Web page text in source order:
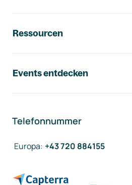
Ressourcen
Events entdecken
Telefonnummer
Europa: +43 720 884155